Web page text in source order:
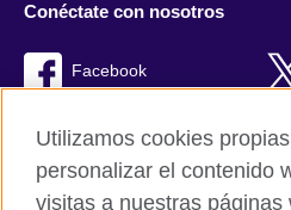
Conéctate con nosotros
Facebook
Utilizamos cookies
personalizar el contenido
visitas a nuestras páginas